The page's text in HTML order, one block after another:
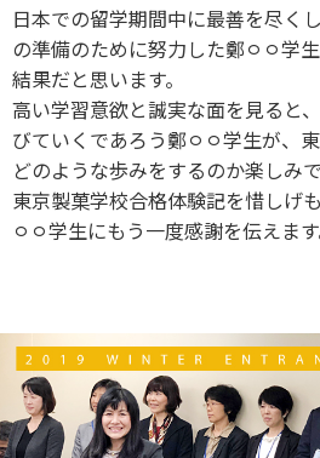
日本での留学期間中に最善を尽く
の準備のために努力した鄭ㅇㅇ学
結果だと思います。
高い学習意欲と誠実な面を見ると
びていくであろう鄭ㅇㅇ学生が、
どのような歩みをするのか楽しみで
東京製菓学校合格体験記を惜しげ
ㅇㅇ学生にもう一度感謝を伝えます